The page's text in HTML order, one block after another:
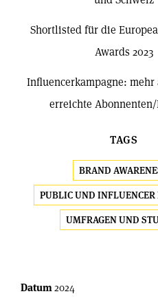
Shortlisted für die
Awards 2023
Influencerkampagne: mehr
erreichte
TAGS
BRAND
PUBLIC UND INFLUENCER
UMFRAGEN UND
Datum2024